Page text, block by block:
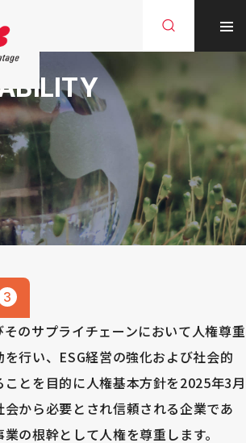
3
のサプライチェーンにおいて人権尊重
行い、ESG経営の強化および社会的
とを目的に人権基本方針を2025年3月
から必要とされ信頼される企業であ
の根幹として人権を尊重します。